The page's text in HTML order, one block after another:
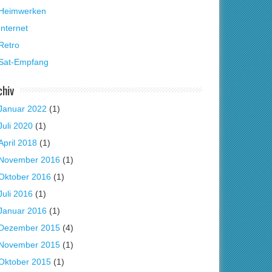
Empfang
2022 (1)
2020 (1)
2018 (1)
2016 (1)
2016 (1)
2016 (1)
2016 (1)
2015 (4)
2015 (1)
2015 (1)